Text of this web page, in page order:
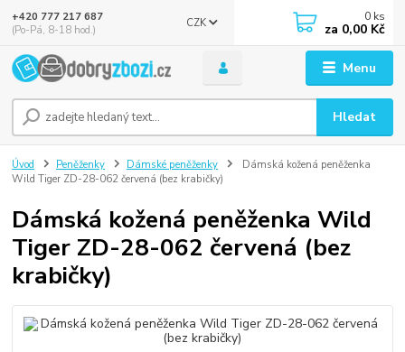
Menu
CZK
Hledat
+420 777 217 687
(Po-Pá, 8-18 hod.)
0 ks
za 0,00 Kč
Úvod Peněženky Dámské peněženky
Dámská kožená peněženka
Wild Tiger ZD-28-062 červená (bez krabičky)
Dámská kožená peněženka Wild
Tiger ZD-28-062 červená (bez
krabičky)